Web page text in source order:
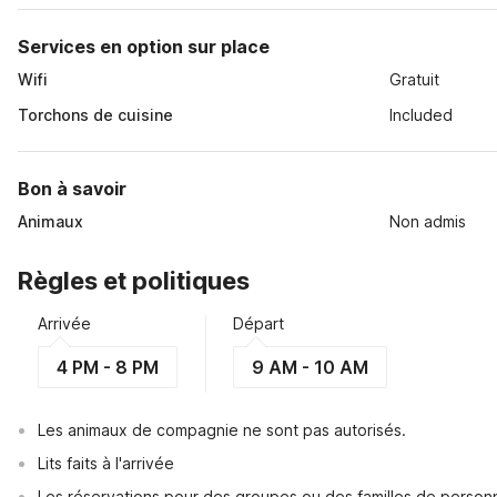
Services en option sur place
Wifi
Gratuit
Torchons de cuisine
Included
Bon à savoir
Animaux Non admis
Règles et politiques
Arrivée
4 PM - 8 PM
Départ
9 AM - 10 AM
Les animaux de compagnie ne sont pas autorisés.
Lits faits à l'arrivée